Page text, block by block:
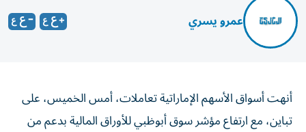
عمرو يسري
أنهت أسواق الأسهم الإماراتية تعاملات، أمس الخميس، على
تباين، مع ارتفاع مؤشر سوق أبوظبي للأوراق المالية بدعم من